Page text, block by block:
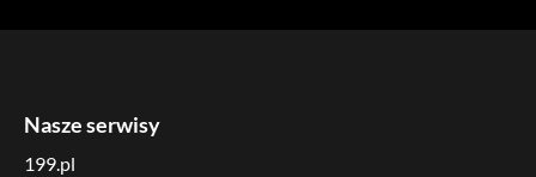
Nasze serwisy
199.pl